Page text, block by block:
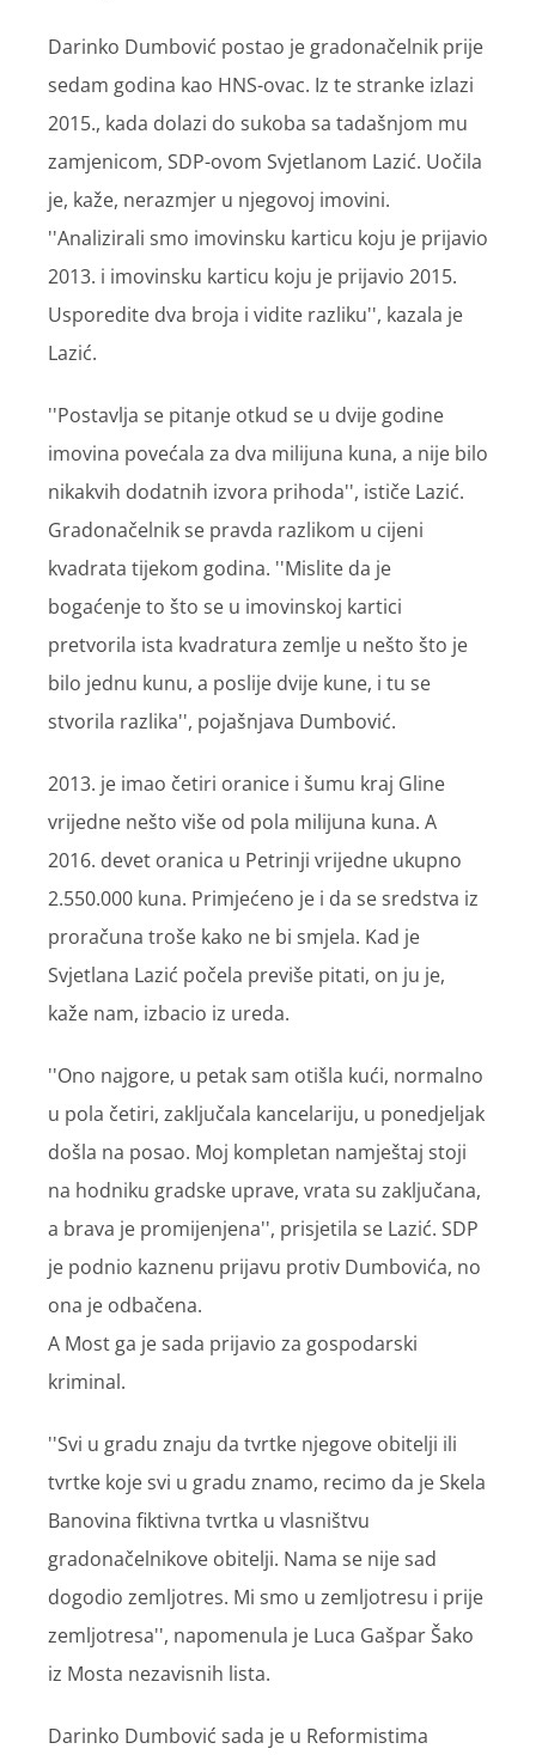
Darinko Dumbović postao je gradonačelnik prije
sedam godina kao HNS-ovac. Iz te stranke izlazi
2015., kada dolazi do sukoba sa tadašnjom mu
zamjenicom, SDP-ovom Svjetlanom Lazić. Uočila
je, kaže, nerazmjer u njegovoj imovini.
''Analizirali smo imovinsku karticu koju je prijavio
2013. i imovinsku karticu koju je prijavio 2015.
Usporedite dva broja i vidite razliku'', kazala je
Lazić.
''Postavlja se pitanje otkud se u dvije godine
imovina povećala za dva milijuna kuna, a nije bilo
nikakvih dodatnih izvora prihoda'', ističe Lazić.
Gradonačelnik se pravda razlikom u cijeni
kvadrata tijekom godina. ''Mislite da je
bogaćenje to što se u imovinskoj kartici
pretvorila ista kvadratura zemlje u nešto što je
bilo jednu kunu, a poslije dvije kune, i tu se
stvorila razlika'', pojašnjava Dumbović.
2013. je imao četiri oranice i šumu kraj Gline
vrijedne nešto više od pola milijuna kuna. A
2016. devet oranica u Petrinji vrijedne ukupno
2.550.000 kuna. Primjećeno je i da se sredstva iz
proračuna troše kako ne bi smjela. Kad je
Svjetlana Lazić počela previše pitati, on ju je,
kaže nam, izbacio iz ureda.
''Ono najgore, u petak sam otišla kući, normalno
u pola četiri, zaključala kancelariju, u ponedjeljak
došla na posao. Moj kompletan namještaj stoji
na hodniku gradske uprave, vrata su zaključana,
a brava je promijenjena'', prisjetila se Lazić. SDP
je podnio kaznenu prijavu protiv Dumbovića, no
ona je odbačena.
A Most ga je sada prijavio za gospodarski
kriminal.
''Svi u gradu znaju da tvrtke njegove obitelji ili
tvrtke koje svi u gradu znamo, recimo da je Skela
Banovina fiktivna tvrtka u vlasništvu
gradonačelnikove obitelji. Nama se nije sad
dogodio zemljotres. Mi smo u zemljotresu i prije
zemljotresa'', napomenula je Luca Gašpar Šako
iz Mosta nezavisnih lista.
Darinko Dumbović sada je u Reformistima